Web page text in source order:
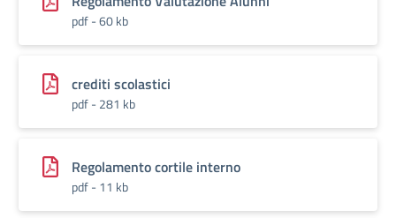
pdf - 60 kb
crediti scolastici
pdf - 281 kb
Regolamento cortile interno
pdf - 11 kb